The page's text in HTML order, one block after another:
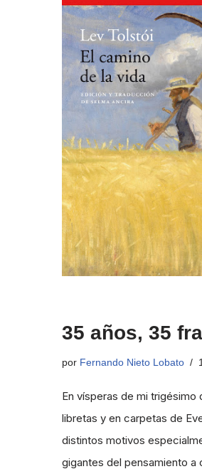
35 años, 35
por Fernando Nieto Lobato
En vísperas de mi
libretas y en carpetas de
distintos motivos
gigantes del pensamiento